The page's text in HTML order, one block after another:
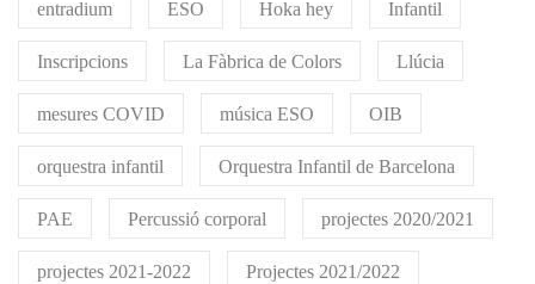
entradium ESO Hoka hey Infantil
Inscripcions La Fàbrica de Colors Llúcia
mesures COVID música ESO OIB
orquestra infantil Orquestra Infantil de Barcelona
PAE Percussió corporal projectes 2020/2021
projectes 2021-2022 Projectes 2021/2022